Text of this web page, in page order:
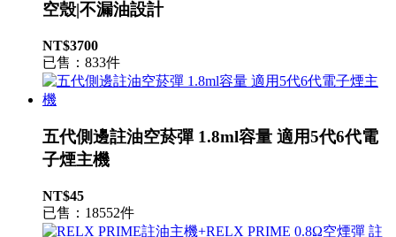
空殼|不漏油設計
NT$3700
已售：833件
五代側邊註油空菸彈 1.8ml容量 適用5代6代電
子煙主機
NT$45
已售：18552件